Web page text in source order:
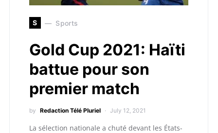
S Sports
Gold Cup 2021: Haïti
battue pour son
premier match
by Redaction Télé Pluriel July 12, 2021
La sélection nationale a chuté devant les États-